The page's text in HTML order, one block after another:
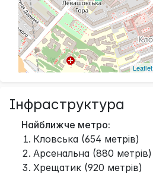
Leaflet
Інфраструктура
Найближче метро:
Кловська (654 метрів)
Арсенальна (880 метрів)
Хрещатик (920 метрів)